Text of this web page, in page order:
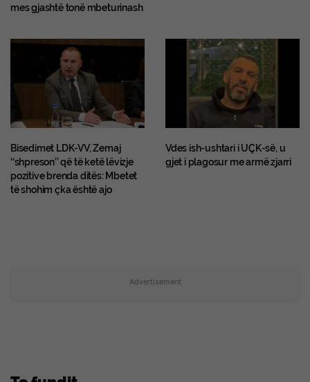
mes gjashtë tonë mbeturinash
Bisedimet LDK-VV, Zemaj
‘‘shpreson’’ që të ketë lëvizje
pozitive brenda ditës: Mbetet
të shohim çka është ajo
Vdes ish-ushtari i UÇK-së, u
gjet i plagosur me armë zjarri
Advertisement